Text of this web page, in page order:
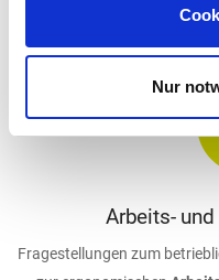
Nur
Arbeits-
Fragestellungen zum